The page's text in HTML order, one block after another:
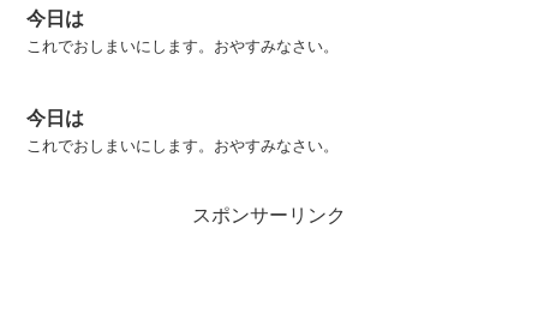
今日は
これでおしまいにします。おやすみなさい。
今日は
これでおしまいにします。おやすみなさい。
スポンサーリンク